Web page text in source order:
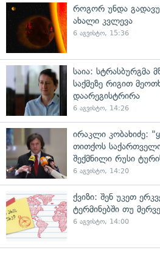
როგორ უნდა
ახალი კვლევა
6 აგვისტო, 15:36
საია: სტრასბურგმა
საქმეზე რიგით
დაარეგისტრირა
6 აგვისტო, 14:26
ირაკლი კობახიძე:
თითქოს
შექმნილი რუსი
6 აგვისტო, 14:20
ქვიზი: შენ უკეთ
ტერმინებში თუ
6 აგვისტო, 14:00